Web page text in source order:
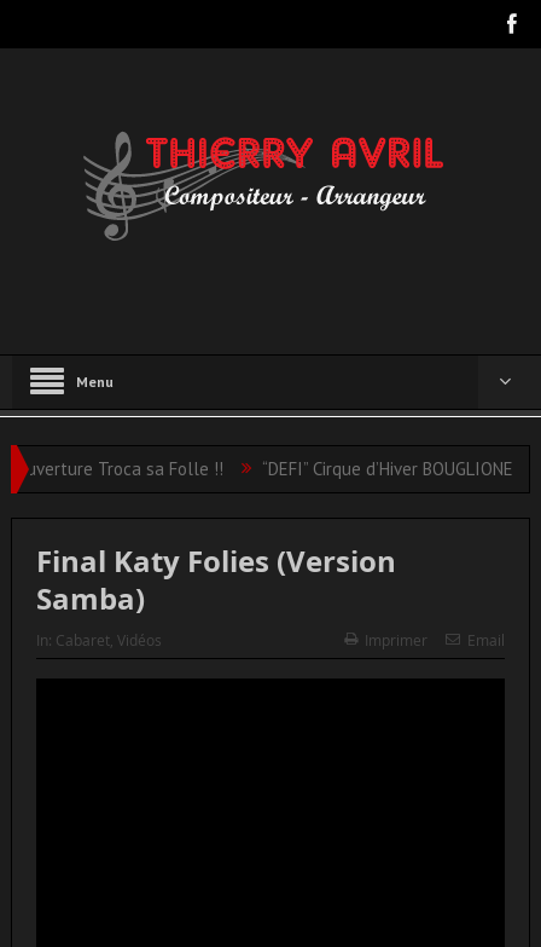
Menu
Troca sa Folle !! “DEFI” Cirque d’Hiver BOUGLIONE
Final Katy Folies (Version
Samba)
In: Cabaret, Vidéos Imprimer Email